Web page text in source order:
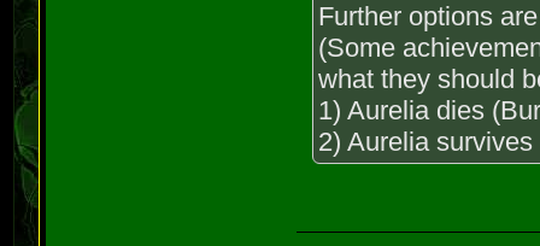
Further options
(Some
what they should
1) Aurelia dies
2) Aurelia